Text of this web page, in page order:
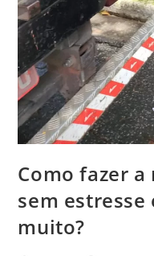
Como fazer a
sem estresse
muito?